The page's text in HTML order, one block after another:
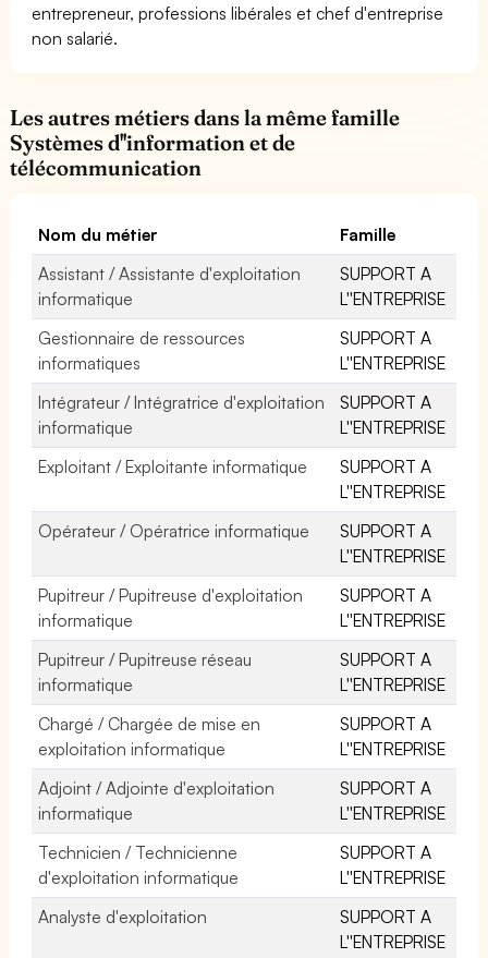
entrepreneur, professions libérales et chef d'entreprise
non salarié.
Les autres métiers dans la même famille
Systèmes d''information et de
télécommunication
Nom du métier
Famille
Assistant / Assistante d'exploitation
informatique
SUPPORT A
L''ENTREPRISE
Gestionnaire de ressources
informatiques
SUPPORT A
L''ENTREPRISE
Intégrateur / Intégratrice d'exploitation
informatique
SUPPORT A
L''ENTREPRISE
Exploitant / Exploitante informatique
SUPPORT A
L''ENTREPRISE
Opérateur / Opératrice informatique
SUPPORT A
L''ENTREPRISE
Pupitreur / Pupitreuse d'exploitation
informatique
SUPPORT A
L''ENTREPRISE
Pupitreur / Pupitreuse réseau
informatique
SUPPORT A
L''ENTREPRISE
Chargé / Chargée de mise en
exploitation informatique
SUPPORT A
L''ENTREPRISE
Adjoint / Adjointe d'exploitation
informatique
SUPPORT A
L''ENTREPRISE
Technicien / Technicienne
d'exploitation informatique
SUPPORT A
L''ENTREPRISE
Analyste d'exploitation
SUPPORT A
L''ENTREPRISE